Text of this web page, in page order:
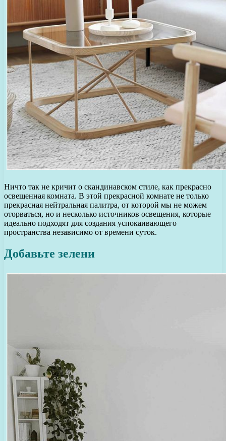
Ничто так не кричит о скандинавском стиле, как прекрасно
освещенная комната. В этой прекрасной комнате не только
прекрасная нейтральная палитра, от которой мы не можем
оторваться, но и несколько источников освещения, которые
идеально подходят для создания успокаивающего
пространства независимо от времени суток.
Добавьте зелени